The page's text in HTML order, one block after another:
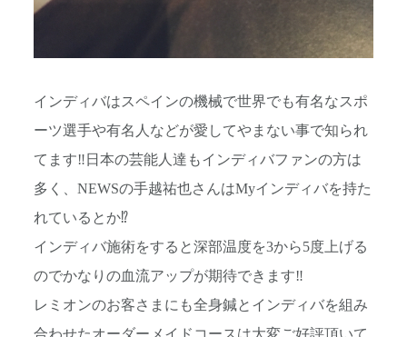
インディバはスペインの機械で世界でも有名なスポ
ーツ選手や有名人などが愛してやまない事で知られ
てます‼︎日本の芸能人達もインディバファンの方は
多く、NEWSの手越祐也さんはMyインディバを持た
れているとか⁉︎
インディバ施術をすると深部温度を3から5度上げる
のでかなりの血流アップが期待できます‼︎
レミオンのお客さまにも全身鍼とインディバを組み